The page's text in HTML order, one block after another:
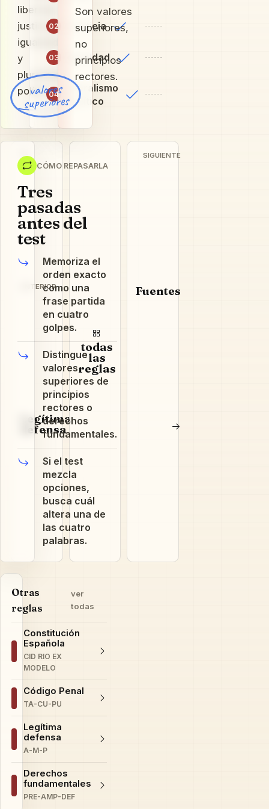
libertad,
justicia,
igualdad
y
pluralismo
político.
02 Justicia
03 Igualdad
04
Pluralismo
político
Son valores
superiores,
no
principios
rectores.
valores
superiores
CÓMO REPASARLA
Tres
pasadas
antes del
test
Memoriza el
orden exacto
como una
frase partida
en cuatro
golpes.
Distingue
valores
superiores de
principios
rectores o
derechos
fundamentales.
Si el test
mezcla
opciones,
busca cuál
altera una de
las cuatro
palabras.
ANTERIOR
Legítima
defensa
todas
las
reglas
SIGUIENTE
Fuentes
Otras
reglas
ver
todas
Constitución
Española
CID RIO EX
MODELO
Código Penal
TA-CU-PU
Legítima
defensa
A-M-P
Derechos
fundamentales
PRE-AMP-DEF